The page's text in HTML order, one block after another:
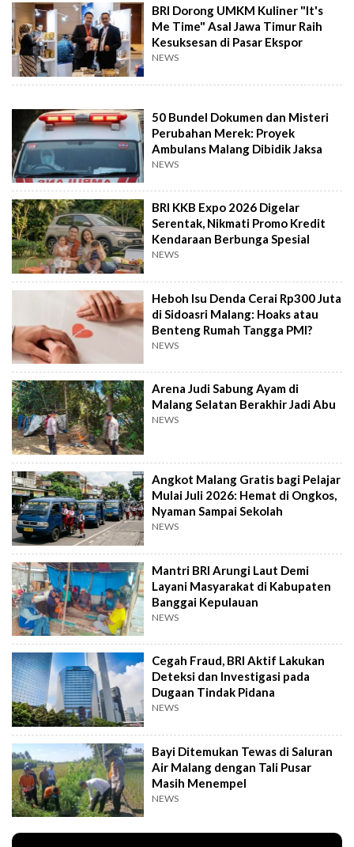
BRI Dorong UMKM Kuliner "It's
Me Time" Asal Jawa Timur Raih
Kesuksesan di Pasar Ekspor
NEWS
50 Bundel Dokumen dan Misteri
Perubahan Merek: Proyek
Ambulans Malang Dibidik Jaksa
NEWS
BRI KKB Expo 2026 Digelar
Serentak, Nikmati Promo Kredit
Kendaraan Berbunga Spesial
NEWS
Heboh Isu Denda Cerai Rp300 Juta
di Sidoasri Malang: Hoaks atau
Benteng Rumah Tangga PMI?
NEWS
Arena Judi Sabung Ayam di
Malang Selatan Berakhir Jadi Abu
NEWS
Angkot Malang Gratis bagi Pelajar
Mulai Juli 2026: Hemat di Ongkos,
Nyaman Sampai Sekolah
NEWS
Mantri BRI Arungi Laut Demi
Layani Masyarakat di Kabupaten
Banggai Kepulauan
NEWS
Cegah Fraud, BRI Aktif Lakukan
Deteksi dan Investigasi pada
Dugaan Tindak Pidana
NEWS
Bayi Ditemukan Tewas di Saluran
Air Malang dengan Tali Pusar
Masih Menempel
NEWS